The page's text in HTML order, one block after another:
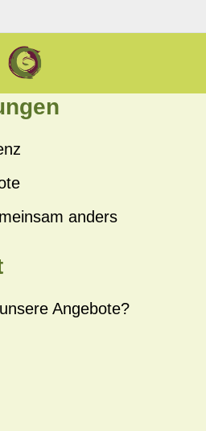
anders
Angebote?